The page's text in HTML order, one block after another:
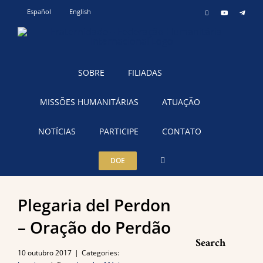
Español English InstagramYouTube
SOBRE FILIADAS
MISSÕES HUMANITÁRIAS ATUAÇÃO
NOTÍCIAS PARTICIPE CONTATO
DOE
Plegaria del Perdon
– Oração do Perdão
10 outubro 2017 | Categories:
Search